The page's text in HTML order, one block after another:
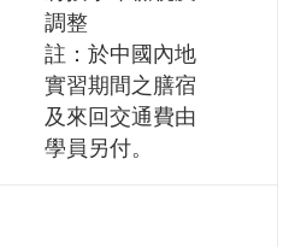
調整
註：於中國內地
實習期間之膳宿
及來回交通費由
學員另付。